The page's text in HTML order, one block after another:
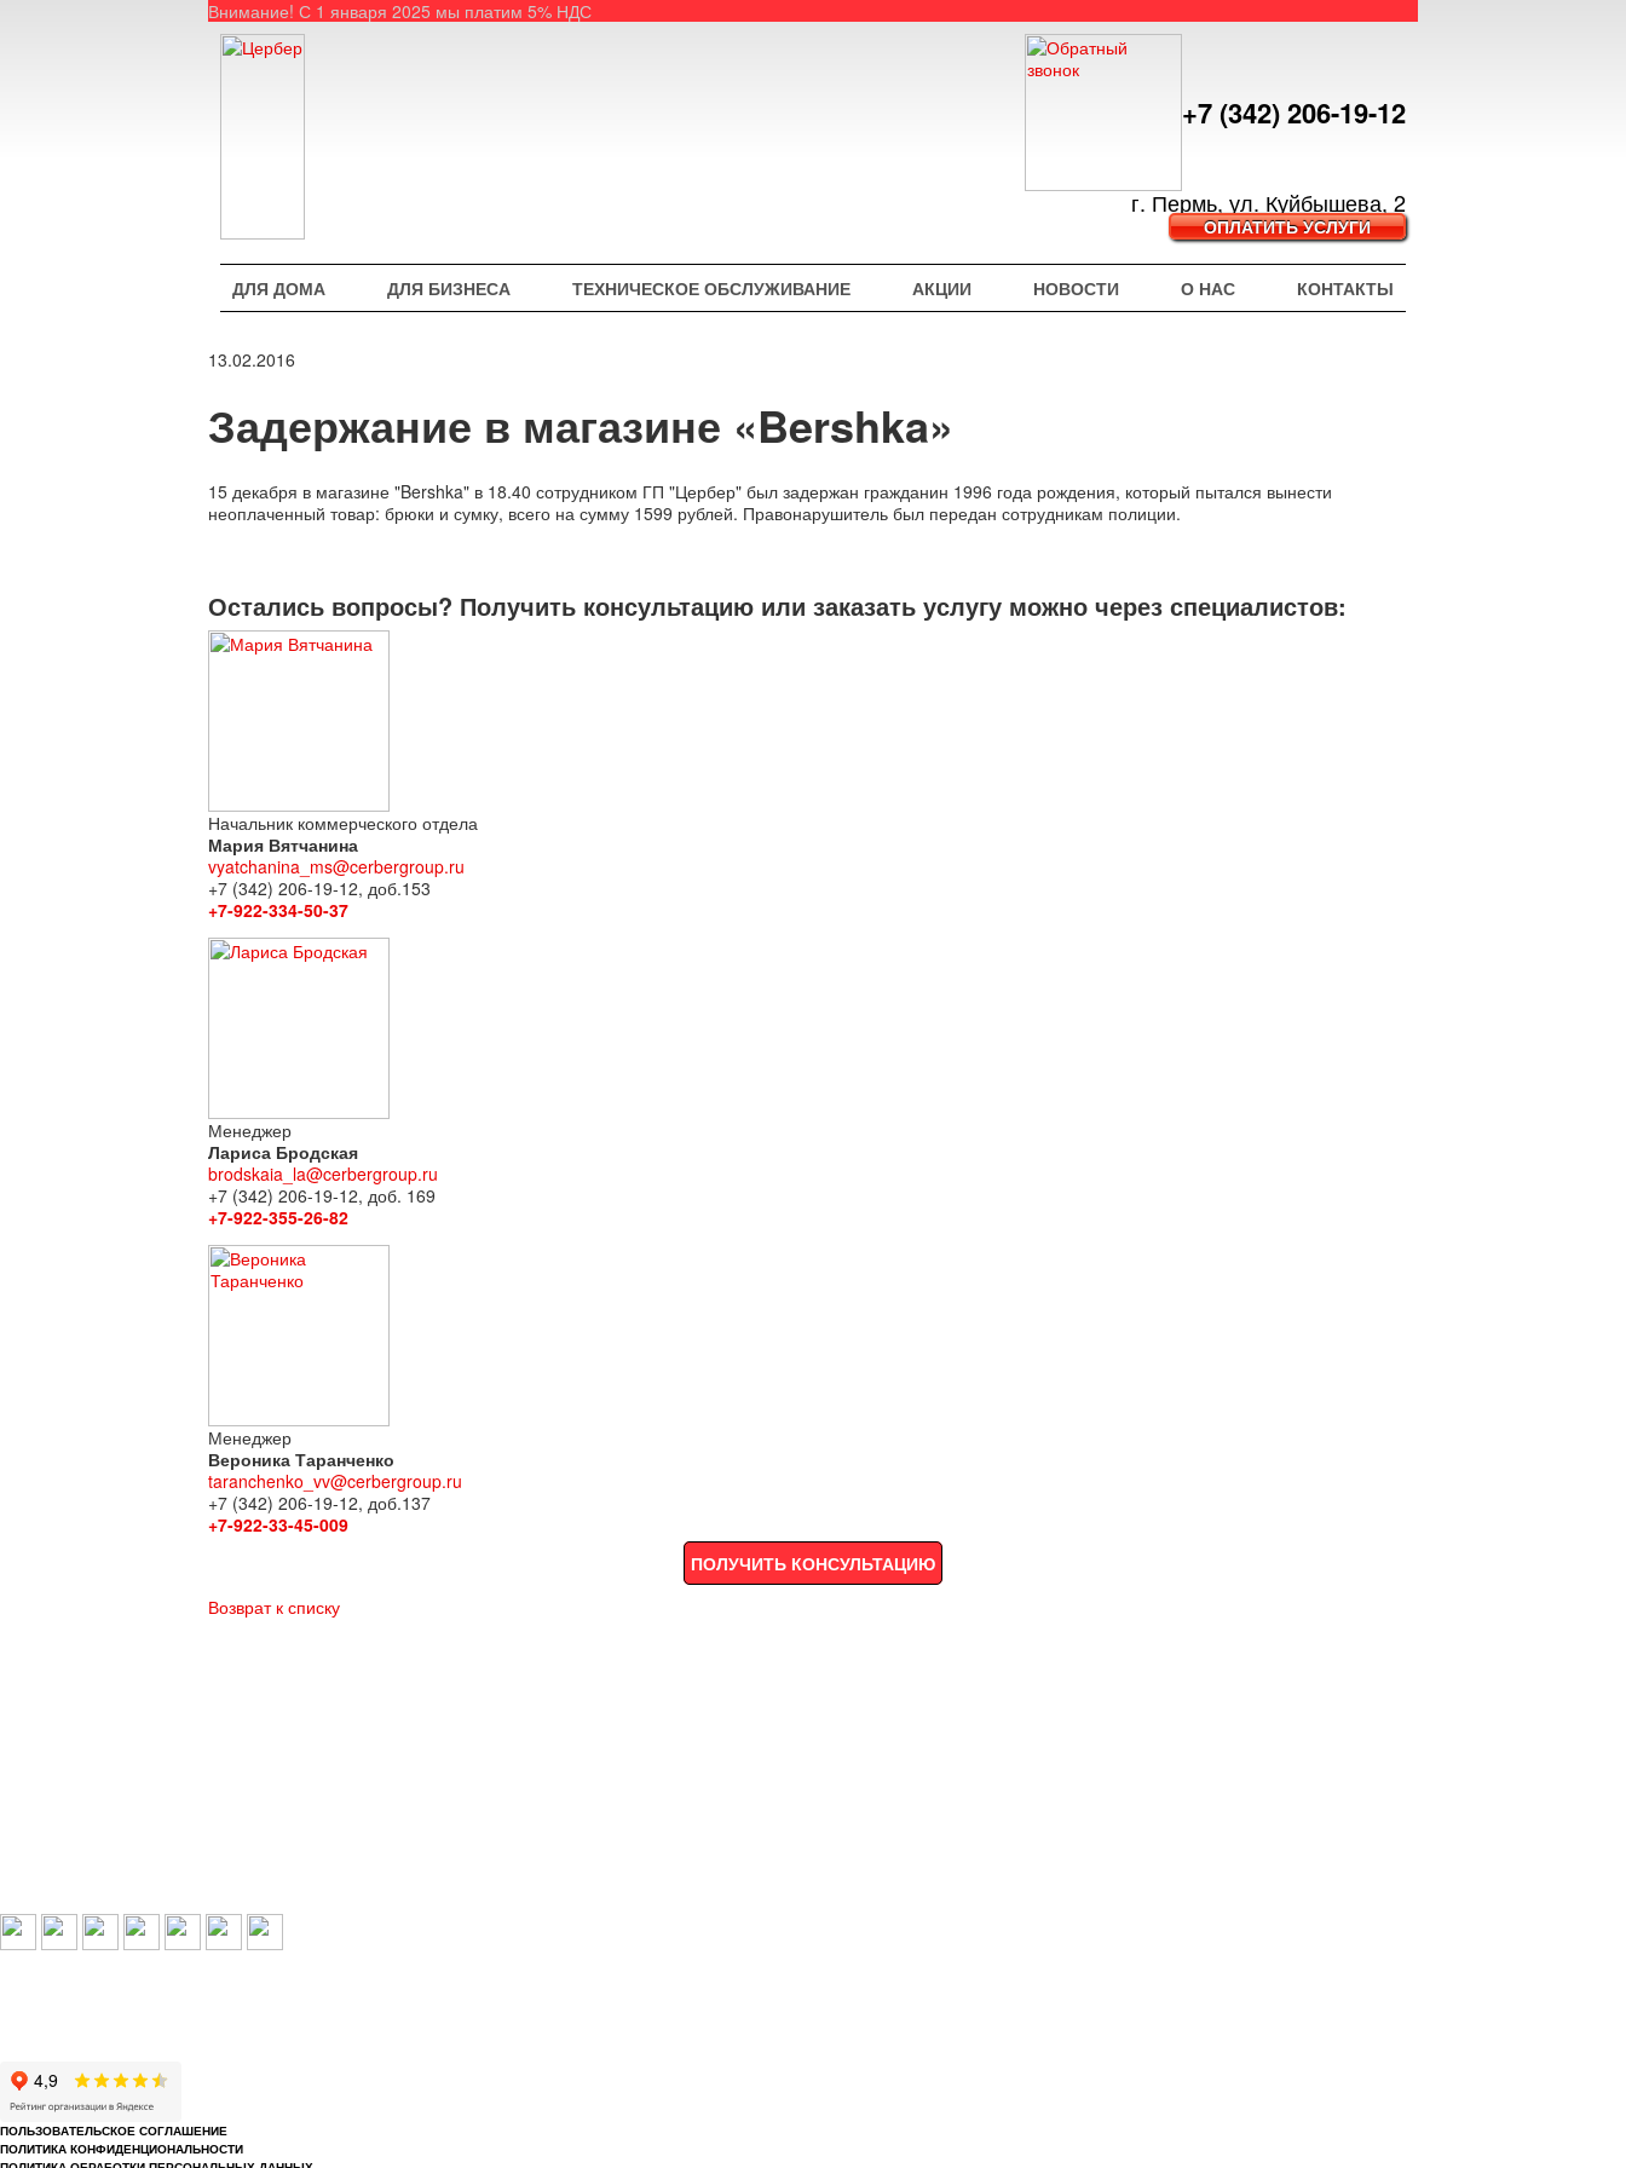
Внимание! С 1 января 2025 мы платим 5% НДС
+7 (342) 206-19-12
г. Пермь, ул. Куйбышева, 2
ОПЛАТИТЬ УСЛУГИ
ДЛЯ ДОМА ДЛЯ БИЗНЕСА ТЕХНИЧЕСКОЕ ОБСЛУЖИВАНИЕ АКЦИИ НОВОСТИ О НАС КОНТАКТЫ
13.02.2016
Задержание в магазине «Bershka»
15 декабря в магазине "Bershka" в 18.40 сотрудником ГП "Цербер" был задержан гражданин 1996 года рождения, который пытался вынести
неоплаченный товар: брюки и сумку, всего на сумму 1599 рублей. Правонарушитель был передан сотрудникам полиции.
Остались вопросы? Получить консультацию или заказать услугу можно через специалистов:
Начальник коммерческого отдела
Мария Вятчанина
vyatchanina_ms@cerbergroup.ru
+7 (342) 206-19-12, доб.153
+7-922-334-50-37
Менеджер
Лариса Бродская
brodskaia_la@cerbergroup.ru
+7 (342) 206-19-12, доб. 169
+7-922-355-26-82
Менеджер
Вероника Таранченко
taranchenko_vv@cerbergroup.ru
+7 (342) 206-19-12, доб.137
+7-922-33-45-009
ПОЛУЧИТЬ КОНСУЛЬТАЦИЮ
Возврат к списку
ПОЛЬЗОВАТЕЛЬСКОЕ СОГЛАШЕНИЕ
ПОЛИТИКА КОНФИДЕНЦИОНАЛЬНОСТИ